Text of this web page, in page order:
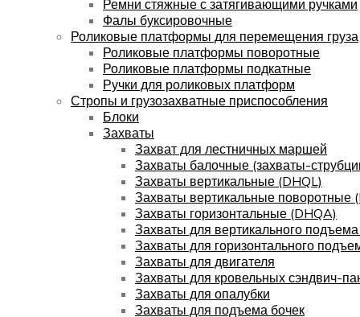
Ремни стяжные с затягивающими ручками
Фалы буксировочные
Роликовые платформы для перемещения груза
Роликовые платформы поворотные
Роликовые платформы подкатные
Ручки для роликовых платформ
Стропы и грузозахватные приспособления
Блоки
Захваты
Захват для лестничных маршей
Захваты балочные (захваты-
Захваты вертикальные (DHQL)
Захваты вертикальные поворотные
Захваты горизонтальные (DHQA)
Захваты для вертикального
Захваты для горизонтального
Захваты для двигателя
Захваты для кровельных сэндвич-
Захваты для опалубки
Захваты для подъема бочек